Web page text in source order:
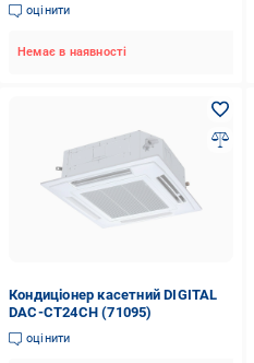
оцінити
Немає в наявності
Кондиціонер касетний DIGITAL
DAC-CT24CH (71095)
оцінити